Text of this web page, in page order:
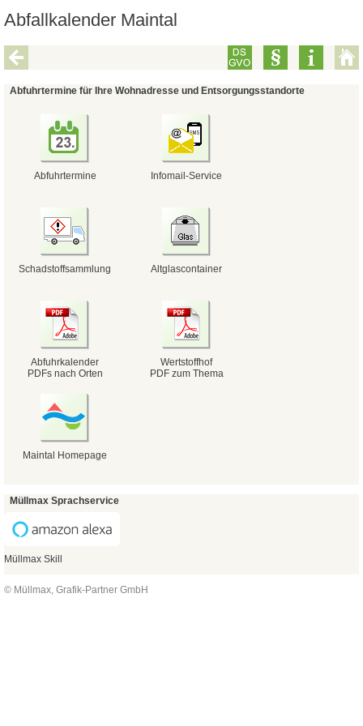
Abfallkalender Maintal
Abfuhrtermine für Ihre Wohnadresse und Entsorgungsstandorte
Abfuhrtermine Infomail-Service
Schadstoffsammlung Altglascontainer
Abfuhrkalender
PDFs nach Orten
Wertstoffhof
PDF zum Thema
Maintal Homepage
Müllmax Sprachservice
Müllmax Skill
© Müllmax, Grafik-Partner GmbH